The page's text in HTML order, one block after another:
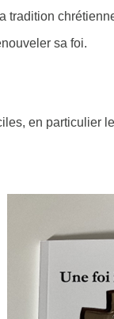
tradition
sa foi.
en particulier